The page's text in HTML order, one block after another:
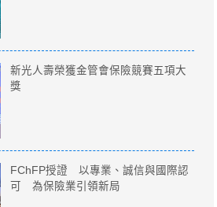
新光人壽榮獲金管會保險競賽五項大
獎
FChFP授證 以專業、誠信與國際認
可 為保險業引領新局